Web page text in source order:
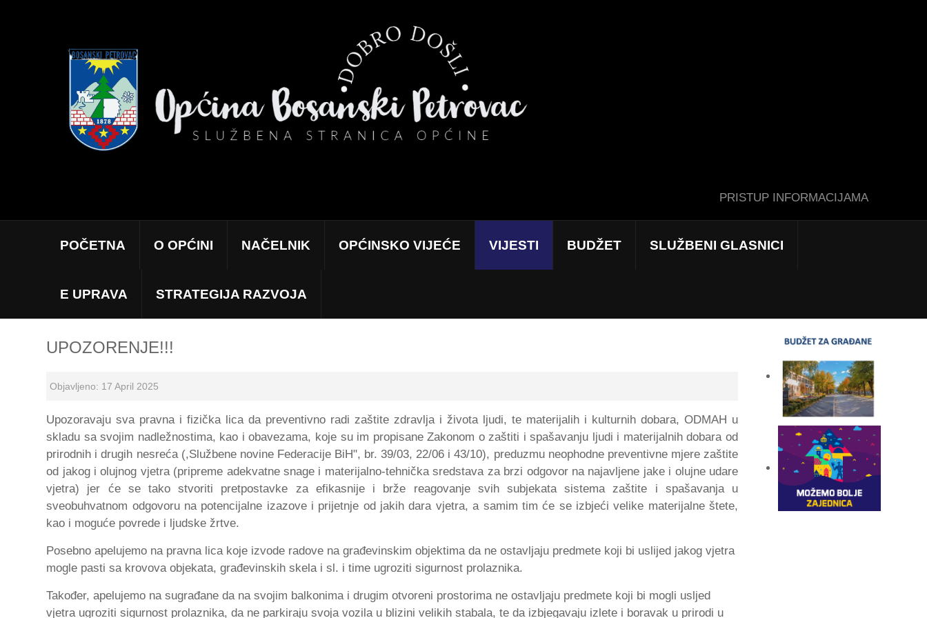
PRISTUP INFORMACIJAMA
POČETNA O OPĆINI NAČELNIK OPĆINSKO VIJEĆE VIJESTI BUDŽET SLUŽBENI GLASNICI
E UPRAVA STRATEGIJA RAZVOJA
UPOZORENJE!!!
Objavljeno: 17 April 2025
Upozoravaju sva pravna i fizička lica da preventivno radi zaštite zdravlja i života ljudi, te materijalih i kulturnih dobara, ODMAH u
skladu sa svojim nadležnostima, kao i obavezama, koje su im propisane Zakonom o zaštiti i spašavanju ljudi i materijalnih dobara od
prirodnih i drugih nesreća (,Službene novine Federacije BiH", br. 39/03, 22/06 i 43/10), preduzmu neophodne preventivne mjere zaštite
od jakog i olujnog vjetra (pripreme adekvatne snage i materijalno-tehnička sredstava za brzi odgovor na najavljene jake i olujne udare
vjetra) jer će se tako stvoriti pretpostavke za efikasnije i brže reagovanje svih subjekata sistema zaštite i spašavanja u
sveobuhvatnom odgovoru na potencijalne izazove i prijetnje od jakih dara vjetra, a samim tim će se izbjeći velike materijalne štete,
kao i moguće povrede i ljudske žrtve.
Posebno apelujemo na pravna lica koje izvode radove na građevinskim objektima da ne ostavljaju predmete koji bi uslijed jakog vjetra
mogle pasti sa krovova objekata, građevinskih skela i sl. i time ugroziti sigurnost prolaznika.
Također, apelujemo na sugrađane da na svojim balkonima i drugim otvoreni prostorima ne ostavljaju predmete koji bi mogli usljed
vjetra ugroziti sigurnost prolaznika, da ne parkiraju svoja vozila u blizini velikih stabala, te da izbjegavaju izlete i boravak u prirodi u